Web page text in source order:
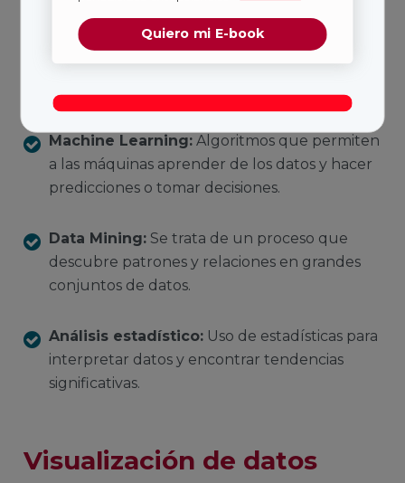
basadas en el análisis predictivo.
Machine Learning: Algoritmos que permiten
a las máquinas aprender de los datos y hacer
predicciones o tomar decisiones.
Data Mining: Se trata de un proceso que
descubre patrones y relaciones en grandes
conjuntos de datos.
Análisis estadístico: Uso de estadísticas para
interpretar datos y encontrar tendencias
significativas.
Visualización de datos
Quiero mi E-book